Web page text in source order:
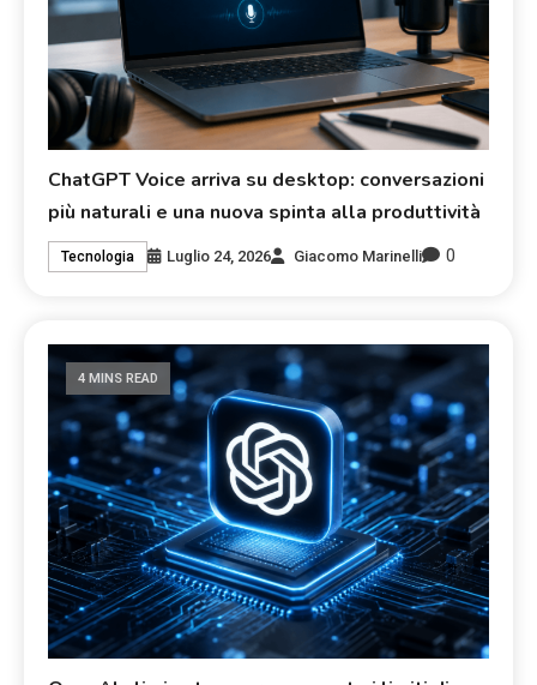
ChatGPT Voice arriva su desktop: conversazioni
più naturali e una nuova spinta alla produttività
Tecnologia Luglio 24, 2026 Giacomo Marinelli 0
4 MINS READ